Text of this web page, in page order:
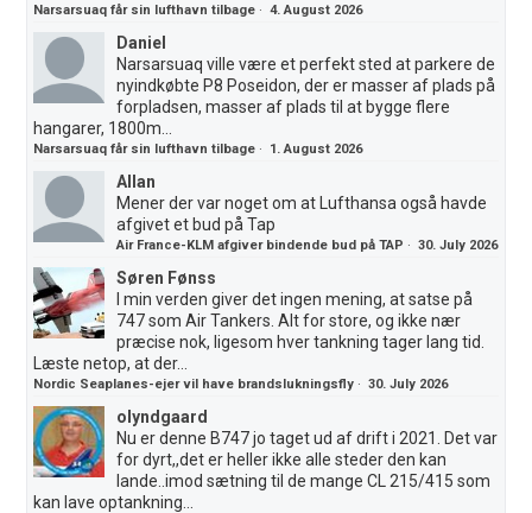
Narsarsuaq får sin lufthavn tilbage ·4. August 2026
Daniel
Narsarsuaq ville være et perfekt sted at parkere de
nyindkøbte P8 Poseidon, der er masser af plads på
forpladsen, masser af plads til at bygge flere
hangarer, 1800m...
Narsarsuaq får sin lufthavn tilbage · 1. August 2026
Allan
Mener der var noget om at Lufthansa også havde
afgivet et bud på Tap
Air France-KLM afgiver bindende bud på TAP ·30. July 2026
Søren Fønss
I min verden giver det ingen mening, at satse på
747 som Air Tankers. Alt for store, og ikke nær
præcise nok, ligesom hver tankning tager lang tid.
Læste netop, at der...
Nordic Seaplanes-ejer vil have brandslukningsfly ·30. July 2026
olyndgaard
Nu er denne B747 jo taget ud af drift i 2021. Det var
for dyrt,,det er heller ikke alle steder den kan
lande..imod sætning til de mange CL 215/415 som
kan lave optankning...